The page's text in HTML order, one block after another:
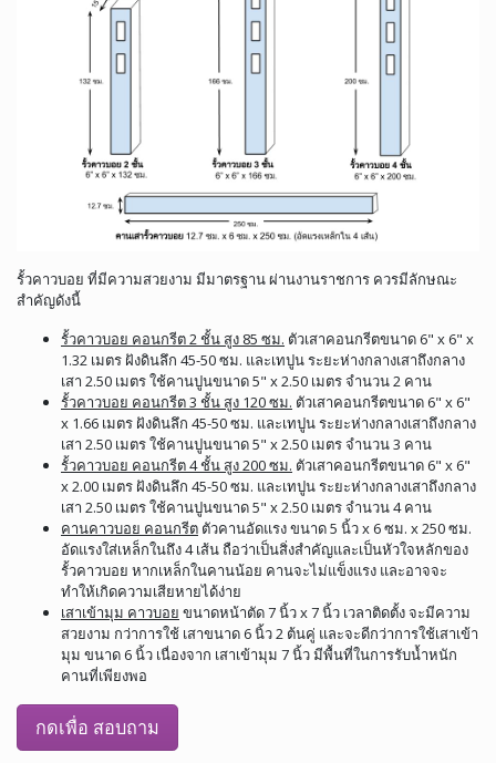
รั้วคาวบอย ที่มีความสวยงาม มีมาตรฐาน ผ่านงานราชการ ควรมีลักษณะ
สำคัญดังนี้
รั้วคาวบอย คอนกรีต 2 ชั้น สูง 85 ซม. ตัวเสาคอนกรีตขนาด 6" x 6" x
1.32 เมตร ฝังดินลึก 45-50 ซม. และเทปูน ระยะห่างกลางเสาถึงกลาง
เสา 2.50 เมตร ใช้คานปูนขนาด 5" x 2.50 เมตร จำนวน 2 คาน
รั้วคาวบอย คอนกรีต 3 ชั้น สูง 120 ซม. ตัวเสาคอนกรีตขนาด 6" x 6"
x 1.66 เมตร ฝังดินลึก 45-50 ซม. และเทปูน ระยะห่างกลางเสาถึงกลาง
เสา 2.50 เมตร ใช้คานปูนขนาด 5" x 2.50 เมตร จำนวน 3 คาน
รั้วคาวบอย คอนกรีต 4 ชั้น สูง 200 ซม. ตัวเสาคอนกรีตขนาด 6" x 6"
x 2.00 เมตร ฝังดินลึก 45-50 ซม. และเทปูน ระยะห่างกลางเสาถึงกลาง
เสา 2.50 เมตร ใช้คานปูนขนาด 5" x 2.50 เมตร จำนวน 4 คาน
คานคาวบอย คอนกรีต ตัวคานอัดแรง ขนาด 5 นิ้ว x 6 ซม. x 250 ซม.
อัดแรงใส่เหล็กในถึง 4 เส้น ถือว่าเป็นสิ่งสำคัญและเป็นหัวใจหลักของ
รั้วคาวบอย หากเหล็กในคานน้อย คานจะไม่แข็งแรง และอาจจะ
ทำให้เกิดความเสียหายได้ง่าย
เสาเข้ามุม คาวบอย ขนาดหน้าตัด 7 นิ้ว x 7 นิ้ว เวลาติดตั้ง จะมีความ
สวยงาม กว่าการใช้ เสาขนาด 6 นิ้ว 2 ต้นคู่ และจะดีกว่าการใช้เสาเข้า
มุม ขนาด 6 นิ้ว เนื่องจาก เสาเข้ามุม 7 นิ้ว มีพื้นที่ในการรับน้ำหนัก
คานที่เพียงพอ
กดเพื่อ สอบถาม